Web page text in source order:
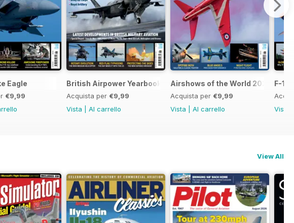
Eagle
€9,99
British Airpower Yearbook 2026
Acquista per €9,99
Vista
Al carrello
Airshows of the World 2026
Acquista per €9,99
Vista
Al carrello
F-16
Vista
View All